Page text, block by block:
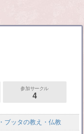
参加サークル
4
ブッタの教え・仏教